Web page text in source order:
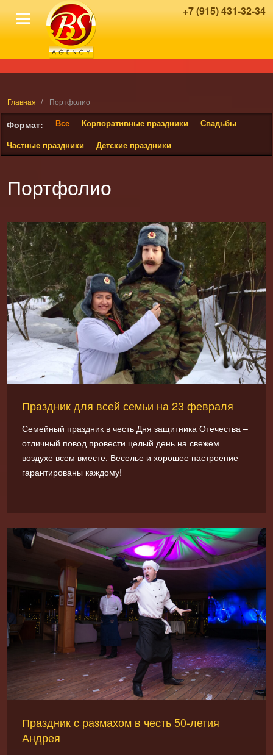
+7 (915) 431-32-34
Главная Портфолио
Формат: Все Корпоративные праздники
Свадьбы
Частные праздники
Детские праздники
Портфолио
Праздник для всей семьи на 23 февраля
Семейный праздник в честь Дня защитника Отечества –
отличный повод провести целый день на свежем
воздухе всем вместе. Веселье и хорошее настроение
гарантированы каждому!
Праздник с размахом в честь 50-летия
Андрея